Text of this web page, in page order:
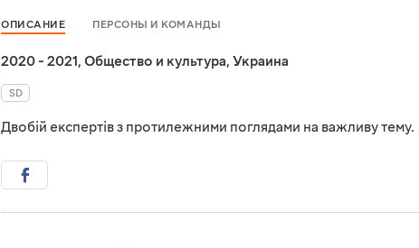
ОПИСАНИЕ ПЕРСОНЫ И КОМАНДЫ
2020 - 2021, Общество и культура, Украина
SD
Двобій експертів з протилежними поглядами на важливу тему.